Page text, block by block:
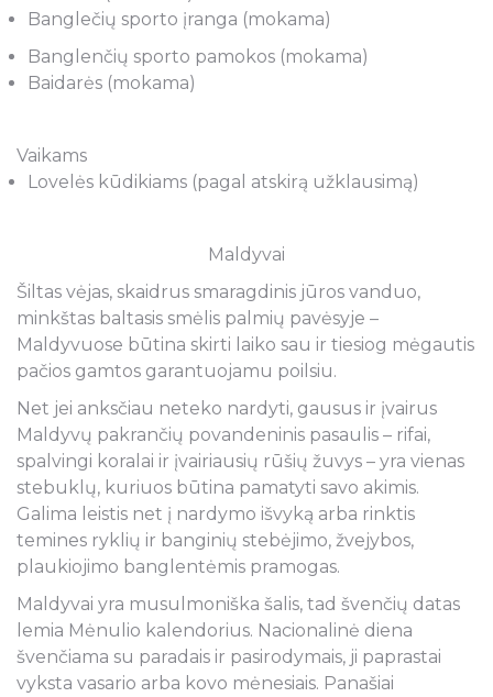
Banglečių sporto įranga (mokama)
Banglenčių sporto pamokos (mokama)
Baidarės (mokama)
Vaikams
Lovelės kūdikiams (pagal atskirą užklausimą)
Maldyvai
Šiltas vėjas, skaidrus smaragdinis jūros vanduo,
minkštas baltasis smėlis palmių pavėsyje –
Maldyvuose būtina skirti laiko sau ir tiesiog mėgautis
pačios gamtos garantuojamu poilsiu.
Net jei anksčiau neteko nardyti, gausus ir įvairus
Maldyvų pakrančių povandeninis pasaulis – rifai,
spalvingi koralai ir įvairiausių rūšių žuvys – yra vienas
stebuklų, kuriuos būtina pamatyti savo akimis.
Galima leistis net į nardymo išvyką arba rinktis
temines ryklių ir banginių stebėjimo, žvejybos,
plaukiojimo banglentėmis pramogas.
Maldyvai yra musulmoniška šalis, tad švenčių datas
lemia Mėnulio kalendorius. Nacionalinė diena
švenčiama su paradais ir pasirodymais, ji paprastai
vyksta vasario arba kovo mėnesiais. Panašiai